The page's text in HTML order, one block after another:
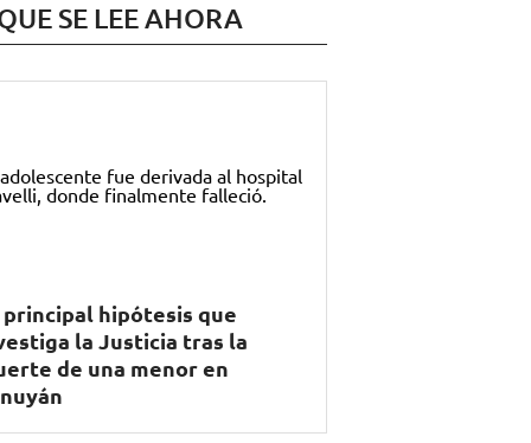
SE LEE AHORA
principal hipótesis que
la Justicia tras la
de una menor en